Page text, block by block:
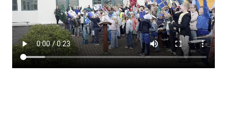
Umsókn um val utanskóla
Foreldrafélag